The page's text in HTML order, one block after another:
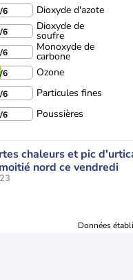
/6
Dioxyde d'azote
/6 Dioxyde de
soufre
/6 Monoxyde de
carbone
/6
Ozone
/6
Particules fines
/6 Poussières
chaleurs et pic
nord ce vendredi
Données